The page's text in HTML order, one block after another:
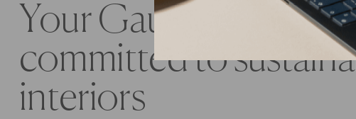
Your Gautier store is
committed to
interiors